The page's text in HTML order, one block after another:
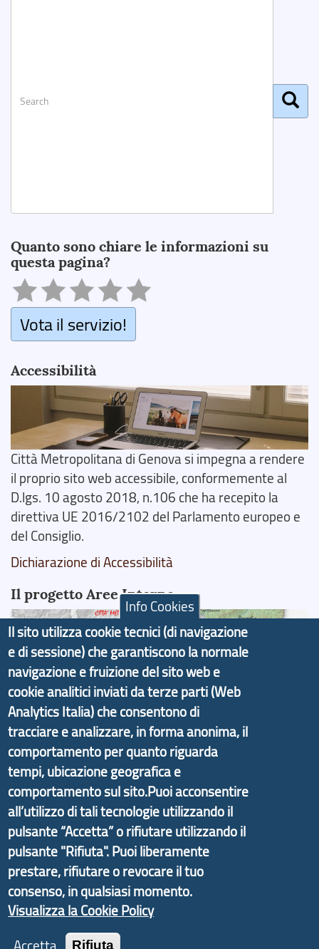
Quanto sono chiare le informazioni su
questa pagina?
Vota il servizio!
Accessibilità
Città Metropolitana di Genova si impegna a rendere
il proprio sito web accessibile, conformemente al
D.lgs. 10 agosto 2018, n.106 che ha recepito la
direttiva UE 2016/2102 del Parlamento europeo e
del Consiglio.
Dichiarazione di Accessibilità
Il progetto Aree Interne
Il portale di marketing territoriale e sviluppo locale
di Genova Città Metropolitana si è sviluppato a
partire dal progetto nazionale Aree Interne
promosso dal Dipartimento per lo Sviluppo
Economico e finalizzato al rilancio socio-economico
delle valli dell’entroterra. In particolare fornisce
informazioni ed aggiornamenti sullaStrategia
d'Area Antola-Tigullio, in collaborazione con Regione
Liguria ed ANCI Liguria.
Copyright © 2017 Città metropolitana di Genova |
CF: 80007350103
Info Cookies
Il sito utilizza cookie tecnici (di navigazione
e di sessione) che garantiscono la normale
navigazione e fruizione del sito web e
cookie analitici inviati da terze parti (Web
Analytics Italia) che consentono di
tracciare e analizzare, in forma anonima, il
comportamento per quanto riguarda
tempi, ubicazione geografica e
comportamento sul sito.Puoi acconsentire
all’utilizzo di tali tecnologie utilizzando il
pulsante “Accetta” o rifiutare utilizzando il
pulsante "Rifiuta". Puoi liberamente
prestare, rifiutare o revocare il tuo
consenso, in qualsiasi momento.
Visualizza la Cookie Policy
Rifiuta